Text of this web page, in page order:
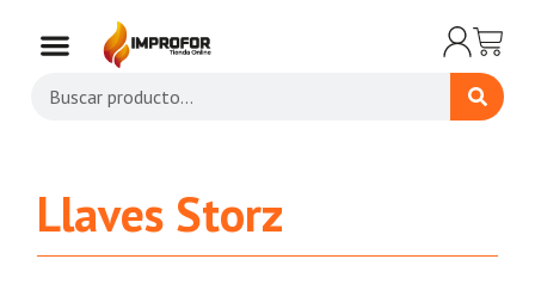
Llaves Storz